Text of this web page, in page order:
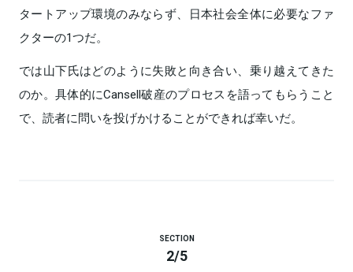
タートアップ環境のみならず、日本社会全体に必要なファ
クターの1つだ。
では山下氏はどのように失敗と向き合い、乗り越えてきた
のか。具体的にCansell破産のプロセスを語ってもらうこと
で、読者に問いを投げかけることができれば幸いだ。
SECTION
2/5